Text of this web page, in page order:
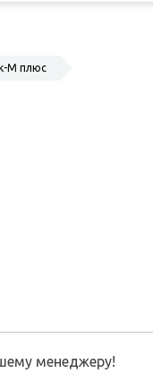
М плюс
менеджеру!